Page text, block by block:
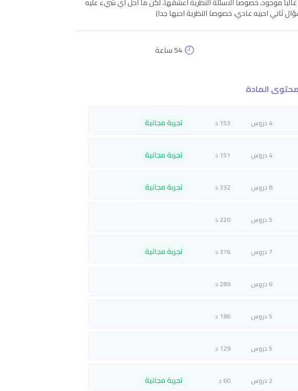
ثاني احييه عادي، خصوصا النظرية احبها جدا)
54 ساعة
محتوى المادة
4 دروس 153 د تجربة مجانية
4 دروس 151 د تجربة مجانية
8 دروس 332 د تجربة مجانية
5 دروس 220 د
7 دروس 376 د تجربة مجانية
6 دروس 289 د
5 دروس 186 د
5 دروس 129 د
2 دروس 60 د تجربة مجانية